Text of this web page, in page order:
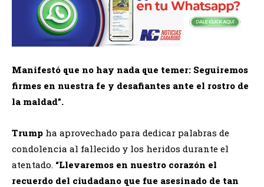
Manifestó que no hay nada que temer: Seguiremos
firmes en nuestra fe y desafiantes ante el rostro de
la maldad”.
Trump ha aprovechado para dedicar palabras de
condolencia al fallecido y los heridos durante el
atentado. “Llevaremos en nuestro corazón el
recuerdo del ciudadano que fue asesinado de tan